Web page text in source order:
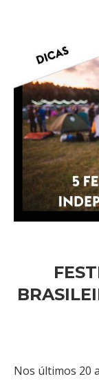
Nos últimos 20